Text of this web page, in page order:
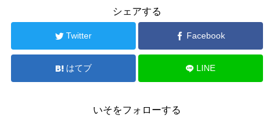
シェアする
Twitter Facebook
はてブ LINE
いそをフォローする